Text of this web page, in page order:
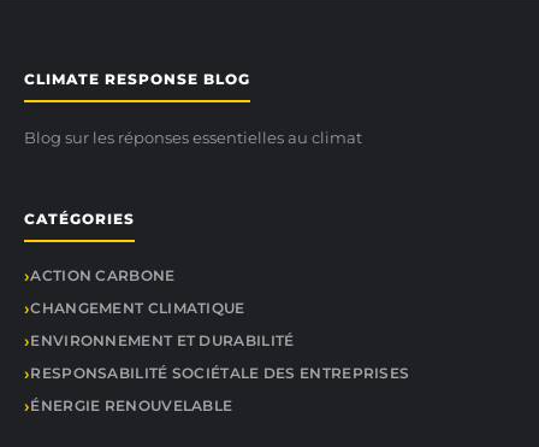
CLIMATE RESPONSE BLOG
Blog sur les réponses essentielles au climat
CATÉGORIES
ACTION CARBONE
CHANGEMENT CLIMATIQUE
ENVIRONNEMENT ET DURABILITÉ
RESPONSABILITÉ SOCIÉTALE DES ENTREPRISES
ÉNERGIE RENOUVELABLE